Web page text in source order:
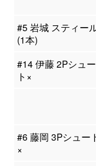
#5 岩城 スティー
(1本)
#14 伊藤 2Pシュー
ト×
#6 藤岡 3Pシュー
×